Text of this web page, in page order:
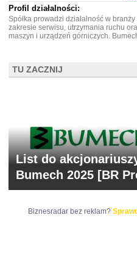
Profil działalności:
Spółka prowadzi działalność w
zakresie serwisu, utrzymania ruchu
maszyn i urządzeń górniczych.
TU ZACZNIJ
List do
Bumech 2025 [BR
Biznesradar bez reklam?